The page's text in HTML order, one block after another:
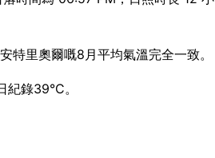
里奧爾嘅8月平均氣溫完全一致。
錄39°C。